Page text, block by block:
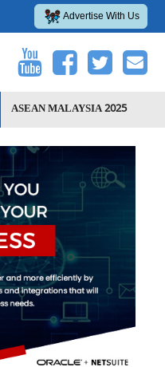
Advertise With Us
ASEAN MALAYSIA 2025